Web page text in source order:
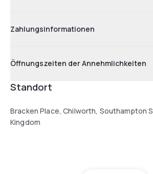
Zahlungsinformationen
Öffnungszeiten der Annehmlichkeiten
Standort
Bracken Place, Chilworth, Southampton
Kingdom